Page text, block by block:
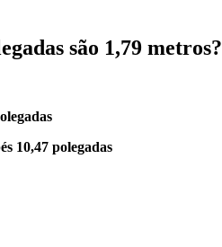
são 1,79 metros?
10,47 polegadas